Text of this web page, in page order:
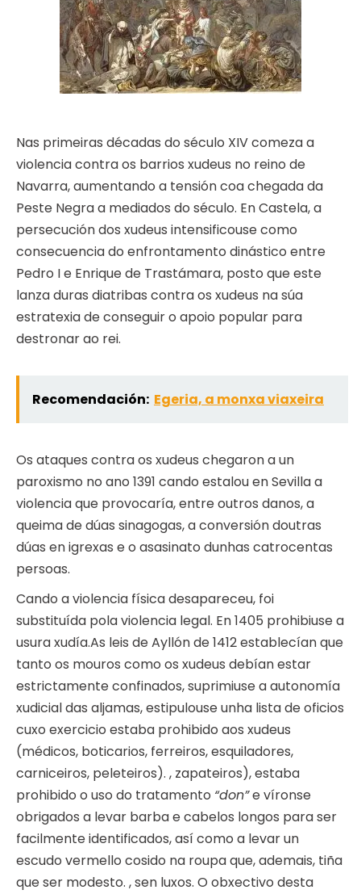
Nas primeiras décadas do século XIV comeza a
violencia contra os barrios xudeus no reino de
Navarra, aumentando a tensión coa chegada da
Peste Negra a mediados do século. En Castela, a
persecución dos xudeus intensificouse como
consecuencia do enfrontamento dinástico entre
Pedro I e Enrique de Trastámara, posto que este
lanza duras diatribas contra os xudeus na súa
estratexia de conseguir o apoio popular para
destronar ao rei.
Recomendación: Egeria, a monxa viaxeira
Os ataques contra os xudeus chegaron a un
paroxismo no ano 1391 cando estalou en Sevilla a
violencia que provocaría, entre outros danos, a
queima de dúas sinagogas, a conversión doutras
dúas en igrexas e o asasinato dunhas catrocentas
persoas.
Cando a violencia física desapareceu, foi
substituída pola violencia legal. En 1405 prohibiuse a
usura xudía.As leis de Ayllón de 1412 establecían que
tanto os mouros como os xudeus debían estar
estrictamente confinados, suprimiuse a autonomía
xudicial das aljamas, estipulouse unha lista de oficios
cuxo exercicio estaba prohibido aos xudeus
(médicos, boticarios, ferreiros, esquiladores,
carniceiros, peleteiros). , zapateiros), estaba
prohibido o uso do tratamento “don”e víronse
obrigados a levar barba e cabelos longos para ser
facilmente identificados, así como a levar un
escudo vermello cosido na roupa que, ademais, tiña
que ser modesto. , sen luxos. O obxectivo desta